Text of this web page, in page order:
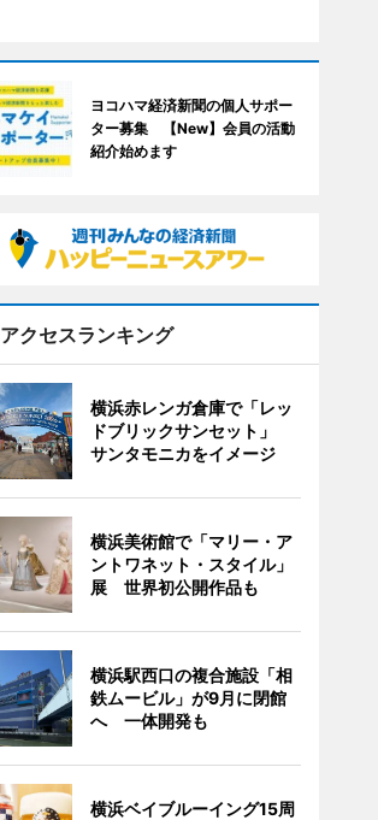
ヨコハマ経済新聞の個人サポー
ター募集 【New】会員の活動
紹介始めます
アクセスランキング
横浜赤レンガ倉庫で「レッ
ドブリックサンセット」
サンタモニカをイメージ
横浜美術館で「マリー・ア
ントワネット・スタイル」
展 世界初公開作品も
横浜駅西口の複合施設「相
鉄ムービル」が9月に閉館
へ 一体開発も
横浜ベイブルーイング15周